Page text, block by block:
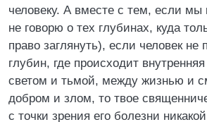
человеку. А вместе с тем, если мы
не говорю о тех глубинах, куда
право заглянуть), если человек не
глубин, где происходит
светом и тьмой, между жизнью и
добром и злом, то твое
с точки зрения его болезни